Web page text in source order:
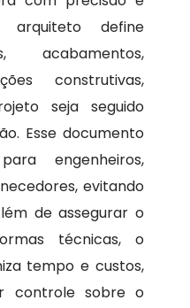
arquiteto define
acabamentos,
construtivas,
seja seguido
Esse documento
engenheiros,
evitando
de assegurar o
técnicas, o
tempo e custos,
controle sobre o